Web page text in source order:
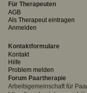
Für Therapeuten
AGB
Als Therapeut eintragen
Anmelden
Kontaktformulare
Kontakt
Hilfe
Problem melden
Forum Paartherapie
Arbeitsgemeinschaft für